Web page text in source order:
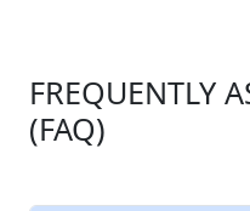
FREQUENTLY
(FAQ)